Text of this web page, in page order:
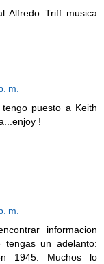
Alfredo Triff musica
m.
puesto a Keith
!
m.
informacion
un adelanto:
1945. Muchos lo